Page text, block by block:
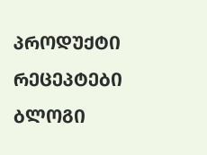
პროდუქტი
რეცეპტები
ბლოგი